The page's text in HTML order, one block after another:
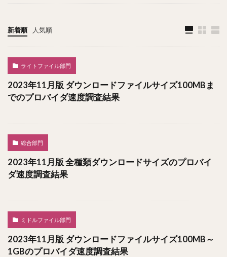
新着順 人気順
ライトファイル部門
2023年11月版 ダウンロードファイルサイズ100MBま
でのプロバイダ速度調査結果
総合部門
2023年11月版 全種類ダウンロードサイズのプロバイ
ダ速度調査結果
ミドルファイル部門
2023年11月版 ダウンロードファイルサイズ100MB～
1GBのプロバイダ速度調査結果